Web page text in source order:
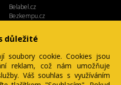
důležité
soubory cookie. Cookies jsou
reklam, což nám umožňuje
Váš souhlas s využíváním
Belabel.cz
Bezkempu.cz
19300